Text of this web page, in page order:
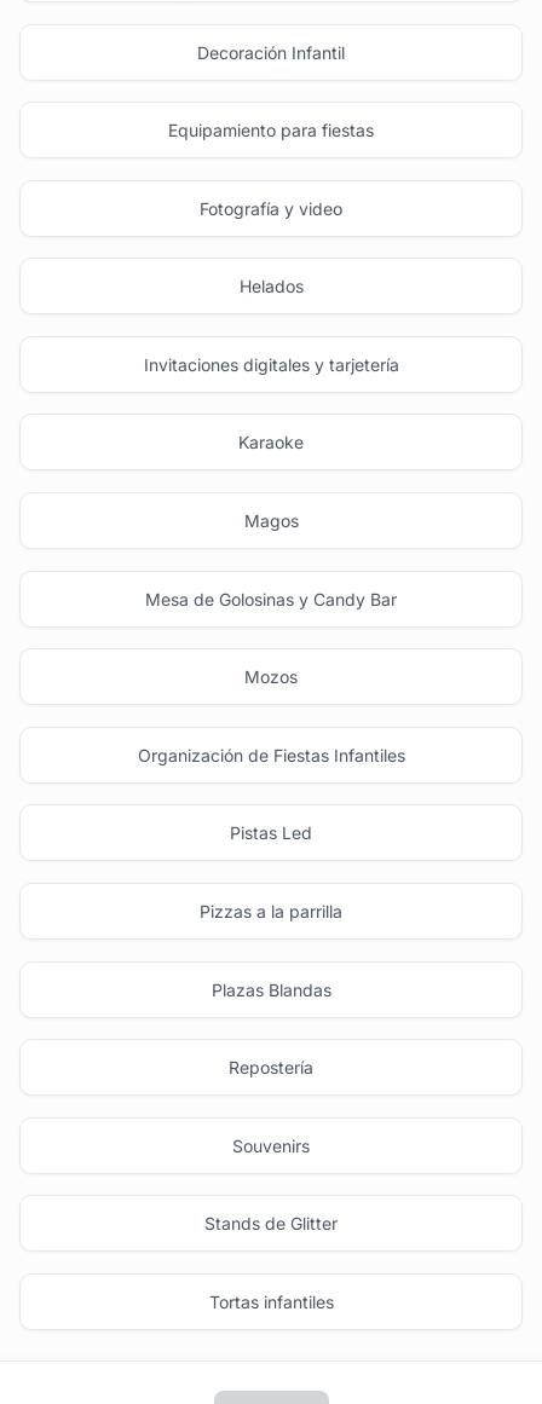
Decoración Infantil
Equipamiento para fiestas
Fotografía y video
Helados
Invitaciones digitales y tarjetería
Karaoke
Magos
Mesa de Golosinas y Candy Bar
Mozos
Organización de Fiestas Infantiles
Pistas Led
Pizzas a la parrilla
Plazas Blandas
Repostería
Souvenirs
Stands de Glitter
Tortas infantiles